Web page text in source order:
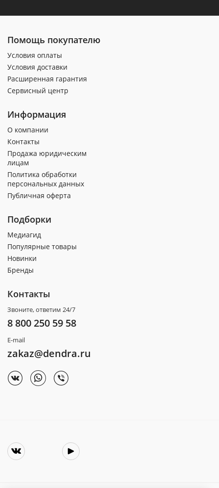
Помощь покупателю
Условия оплаты
Условия доставки
Расширенная гарантия
Сервисный центр
Информация
О компании
Контакты
Продажа юридическим
лицам
Политика обработки
персональных данных
Публичная оферта
Подборки
Медиагид
Популярные товары
Новинки
Бренды
Контакты
Звоните, ответим 24/7
8 800 250 59 58
E-mail
zakaz@dendra.ru